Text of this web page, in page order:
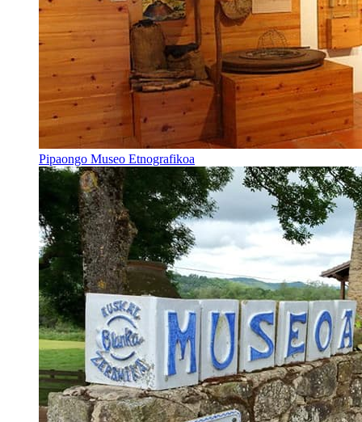
Pipaongo Museo Etnografikoa